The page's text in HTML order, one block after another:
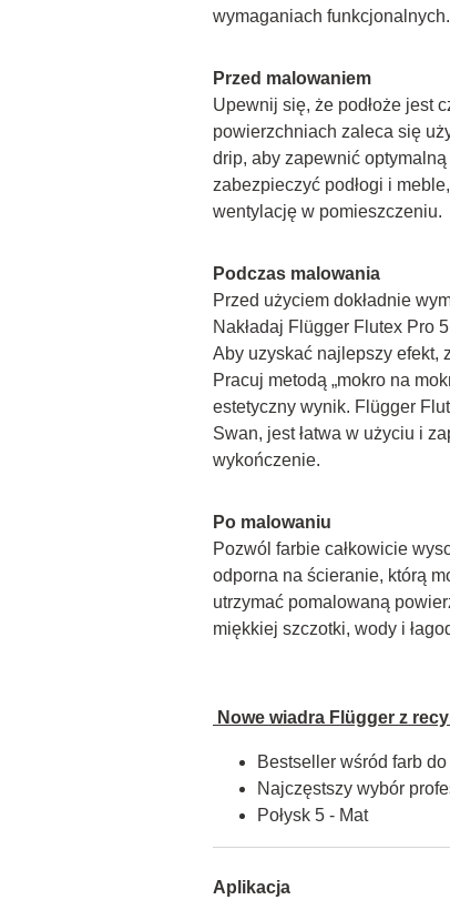
wymaganiach funkcjonalnych.
Przed malowaniem
Upewnij się, że podłoże jest
powierzchniach zaleca się
drip, aby zapewnić
zabezpieczyć podłogi i
wentylację w pomieszczeniu.
Podczas malowania
Przed użyciem dokładnie
Nakładaj Flügger Flutex Pro
Aby uzyskać najlepszy efekt,
Pracuj metodą „mokro na
estetyczny wynik. Flügger
Swan, jest łatwa w użyciu i
wykończenie.
Po malowaniu
Pozwól farbie całkowicie
odporna na ścieranie, którą
utrzymać pomalowaną
miękkiej szczotki, wody i
Nowe wiadra Flügger z
Bestseller wśród farb
Najczęstszy wybór
Połysk 5 - Mat
Aplikacja